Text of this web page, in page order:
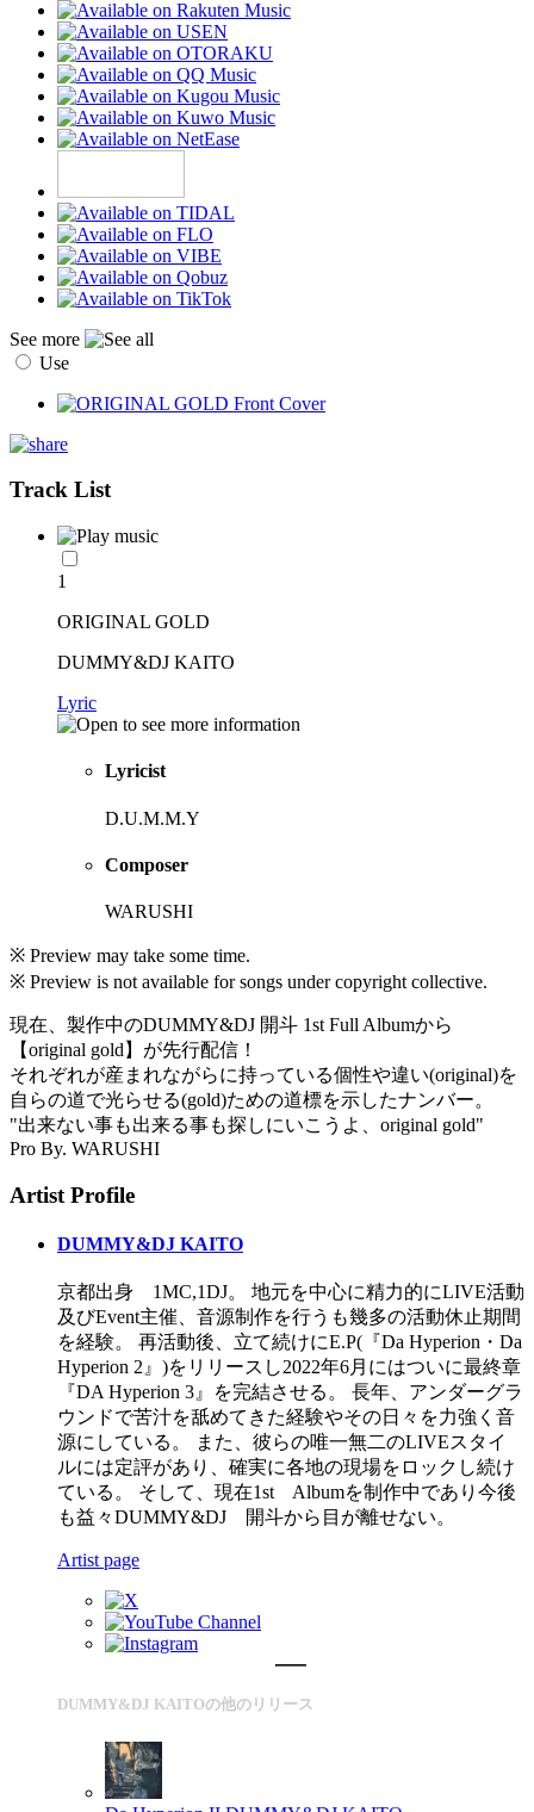
See more
Use
Track List
1
ORIGINAL GOLD
DUMMY&DJ KAITO
Lyric
Lyricist
D.U.M.M.Y
Composer
WARUSHI
※ Preview may take some time.
※ Preview is not available for songs under copyright collective.
現在、製作中のDUMMY&DJ 開斗 1st Full Albumから
【original gold】が先行配信！
それぞれが産まれながらに持っている個性や違い(original)を
自らの道で光らせる(gold)ための道標を示したナンバー。
"出来ない事も出来る事も探しにいこうよ、original gold"
Pro By. WARUSHI
Artist Profile
DUMMY&DJ KAITO
京都出身 1MC,1DJ。 地元を中心に精力的にLIVE活動
及びEvent主催、音源制作を行うも幾多の活動休止期間
を経験。 再活動後、立て続けにE.P(『Da Hyperion・Da
Hyperion 2』)をリリースし2022年6月にはついに最終章
『DA Hyperion 3』を完結させる。 長年、アンダーグラ
ウンドで苦汁を舐めてきた経験やその日々を力強く音
源にしている。 また、彼らの唯一無二のLIVEスタイ
ルには定評があり、確実に各地の現場をロックし続け
ている。 そして、現在1st Albumを制作中であり今後
も益々DUMMY&DJ 開斗から目が離せない。
Artist page
DUMMY&DJ KAITOの他のリリース